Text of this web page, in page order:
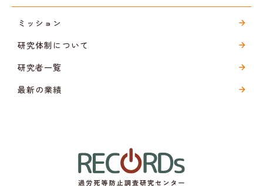
ミッション
研究体制について
研究者一覧
最新の業績